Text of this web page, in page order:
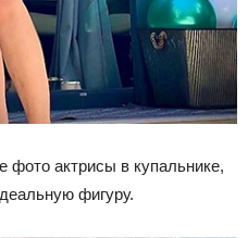
фото актрисы в купальнике,
фигуру.